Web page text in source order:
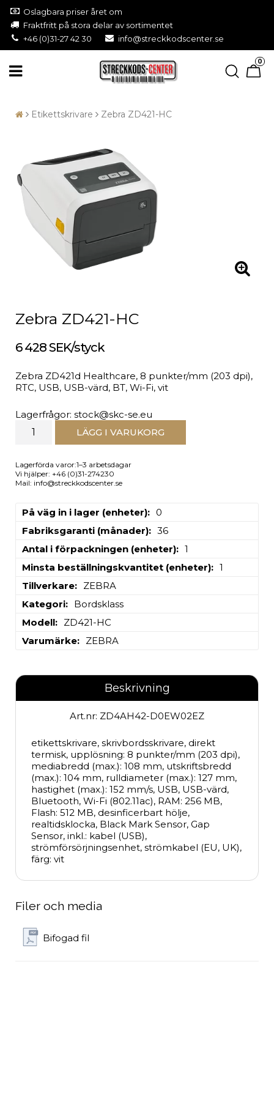
Oslagbara priser året om
Fraktfritt på stora delar av sortimentet
+46 (0)31-27 42 30
info@streckkodscenter.se
0
Etikettskrivare Zebra ZD421-HC
Zebra ZD421-HC
6 428 SEK/styck
Zebra ZD421d Healthcare, 8 punkter/mm (203 dpi),
RTC, USB, USB-värd, BT, Wi-Fi, vit
Lagerfrågor: stock@skc-se.eu
LÄGG I VARUKORG
Lagerförda varor:1–3 arbetsdagar
Vi hjälper: +46 (0)31-274230
Mail: info@streckkodscenter.se
På väg in i lager (enheter)
0
Fabriksgaranti (månader)
36
Antal i förpackningen (enheter)
1
Minsta beställningskvantitet (enheter)
1
Tillverkare
ZEBRA
Kategori
Bordsklass
Modell
ZD421-HC
Varumärke
ZEBRA
Beskrivning
Art.nr: ZD4AH42-D0EW02EZ
etikettskrivare, skrivbordsskrivare, direkt
termisk, upplösning: 8 punkter/mm (203 dpi),
mediabredd (max.): 108 mm, utskriftsbredd
(max.): 104 mm, rulldiameter (max.): 127 mm,
hastighet (max.): 152 mm/s, USB, USB-värd,
Bluetooth, Wi-Fi (802.11ac), RAM: 256 MB,
Flash: 512 MB, desinficerbart hölje,
realtidsklocka, Black Mark Sensor, Gap
Sensor, inkl.: kabel (USB),
strömförsörjningsenhet, strömkabel (EU, UK),
färg: vit
Filer och media
Bifogad fil